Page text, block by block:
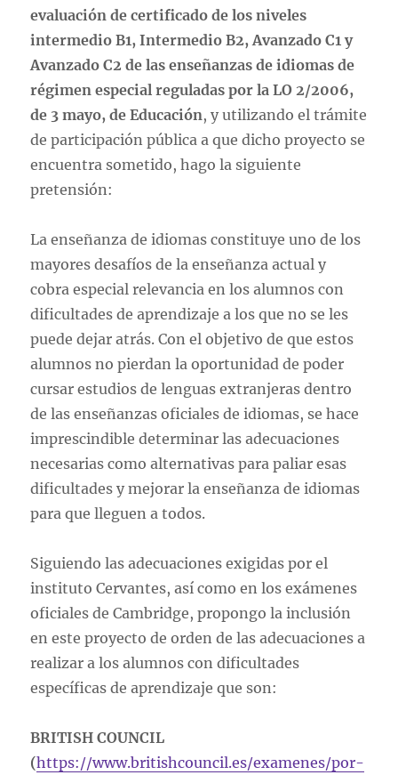
evaluación de certificado de los niveles
intermedio B1, Intermedio B2, Avanzado C1 y
Avanzado C2 de las enseñanzas de idiomas de
régimen especial reguladas por la LO 2/2006,
de 3 mayo, de Educación, y utilizando el trámite
de participación pública a que dicho proyecto se
encuentra sometido, hago la siguiente
pretensión:
La enseñanza de idiomas constituye uno de los
mayores desafíos de la enseñanza actual y
cobra especial relevancia en los alumnos con
dificultades de aprendizaje a los que no se les
puede dejar atrás. Con el objetivo de que estos
alumnos no pierdan la oportunidad de poder
cursar estudios de lenguas extranjeras dentro
de las enseñanzas oficiales de idiomas, se hace
imprescindible determinar las adecuaciones
necesarias como alternativas para paliar esas
dificultades y mejorar la enseñanza de idiomas
para que lleguen a todos.
Siguiendo las adecuaciones exigidas por el
instituto Cervantes, así como en los exámenes
oficiales de Cambridge, propongo la inclusión
en este proyecto de orden de las adecuaciones a
realizar a los alumnos con dificultades
específicas de aprendizaje que son:
BRITISH COUNCIL
(https://www.britishcouncil.es/examenes/por-